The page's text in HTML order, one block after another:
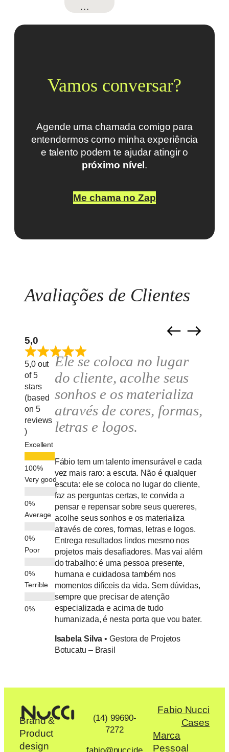
…
Vamos conversar?
Agende uma chamada comigo para
entendermos como minha experiência
e talento podem te ajudar atingir o
próximo nível .
Me chama no Zap
Avaliações de Clientes
5,0
5,0 out
of 5
stars
(based
on 5
reviews
)
Excellent
Very good
Average
Poor
Terrible
Ele se coloca no lugar
do cliente, acolhe seus
sonhos e os materializa
através de cores, formas,
letras e logos.
Fábio tem um talento imensurável e cada
vez mais raro: a escuta. Não é qualquer
escuta: ele se coloca no lugar do cliente,
faz as perguntas certas, te convida a
pensar e repensar sobre seus quereres,
acolhe seus sonhos e os materializa
através de cores, formas, letras e logos.
Entrega resultados lindos mesmo nos
projetos mais desafiadores. Mas vai além
do trabalho: é uma pessoa presente,
humana e cuidadosa também nos
momentos difíceis da vida. Sem dúvidas,
sempre que precisar de atenção
especializada e acima de tudo
humanizada, é nesta porta que vou bater.
Isabela Silva • Gestora de Projetos
Botucatu – Brasil
Brand &
Product
design
(14) 99690-
7272
Fabio Nucci
Cases
Marca
Pessoal